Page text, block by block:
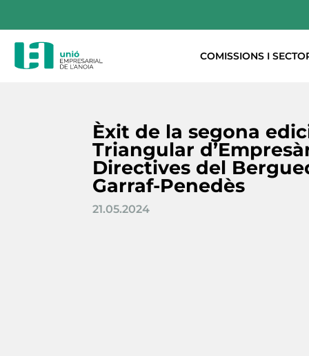
COMISSIONS I
Èxit de la segona
Triangular
Directives del
Garraf-Penedès
21.05.2024